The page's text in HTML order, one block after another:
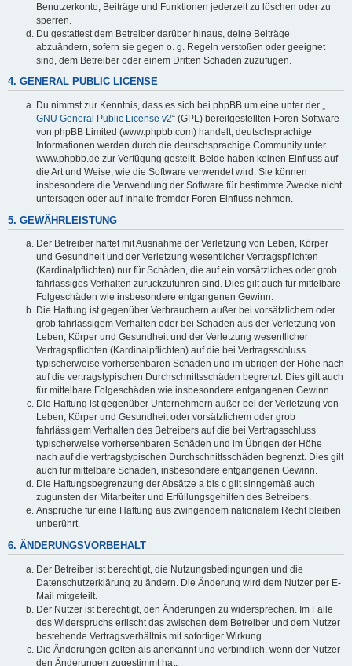
Benutzerkonto, Beiträge und Funktionen jederzeit zu löschen oder zu
sperren.
Du gestattest dem Betreiber darüber hinaus, deine Beiträge
abzuändern, sofern sie gegen o. g. Regeln verstoßen oder geeignet
sind, dem Betreiber oder einem Dritten Schaden zuzufügen.
4. GENERAL PUBLIC LICENSE
Du nimmst zur Kenntnis, dass es sich bei phpBB um eine unter der „
GNU General Public License v2“ (GPL) bereitgestellten Foren-Software
von phpBB Limited (www.phpbb.com) handelt; deutschsprachige
Informationen werden durch die deutschsprachige Community unter
www.phpbb.de zur Verfügung gestellt. Beide haben keinen Einfluss auf
die Art und Weise, wie die Software verwendet wird. Sie können
insbesondere die Verwendung der Software für bestimmte Zwecke nicht
untersagen oder auf Inhalte fremder Foren Einfluss nehmen.
5. GEWÄHRLEISTUNG
Der Betreiber haftet mit Ausnahme der Verletzung von Leben, Körper
und Gesundheit und der Verletzung wesentlicher Vertragspflichten
(Kardinalpflichten) nur für Schäden, die auf ein vorsätzliches oder grob
fahrlässiges Verhalten zurückzuführen sind. Dies gilt auch für mittelbare
Folgeschäden wie insbesondere entgangenen Gewinn.
Die Haftung ist gegenüber Verbrauchern außer bei vorsätzlichem oder
grob fahrlässigem Verhalten oder bei Schäden aus der Verletzung von
Leben, Körper und Gesundheit und der Verletzung wesentlicher
Vertragspflichten (Kardinalpflichten) auf die bei Vertragsschluss
typischerweise vorhersehbaren Schäden und im übrigen der Höhe nach
auf die vertragstypischen Durchschnittsschäden begrenzt. Dies gilt auch
für mittelbare Folgeschäden wie insbesondere entgangenen Gewinn.
Die Haftung ist gegenüber Unternehmern außer bei der Verletzung von
Leben, Körper und Gesundheit oder vorsätzlichem oder grob
fahrlässigem Verhalten des Betreibers auf die bei Vertragsschluss
typischerweise vorhersehbaren Schäden und im Übrigen der Höhe
nach auf die vertragstypischen Durchschnittsschäden begrenzt. Dies gilt
auch für mittelbare Schäden, insbesondere entgangenen Gewinn.
Die Haftungsbegrenzung der Absätze a bis c gilt sinngemäß auch
zugunsten der Mitarbeiter und Erfüllungsgehilfen des Betreibers.
Ansprüche für eine Haftung aus zwingendem nationalem Recht bleiben
unberührt.
6. ÄNDERUNGSVORBEHALT
Der Betreiber ist berechtigt, die Nutzungsbedingungen und die
Datenschutzerklärung zu ändern. Die Änderung wird dem Nutzer per E-
Mail mitgeteilt.
Der Nutzer ist berechtigt, den Änderungen zu widersprechen. Im Falle
des Widerspruchs erlischt das zwischen dem Betreiber und dem Nutzer
bestehende Vertragsverhältnis mit sofortiger Wirkung.
Die Änderungen gelten als anerkannt und verbindlich, wenn der Nutzer
den Änderungen zugestimmt hat.